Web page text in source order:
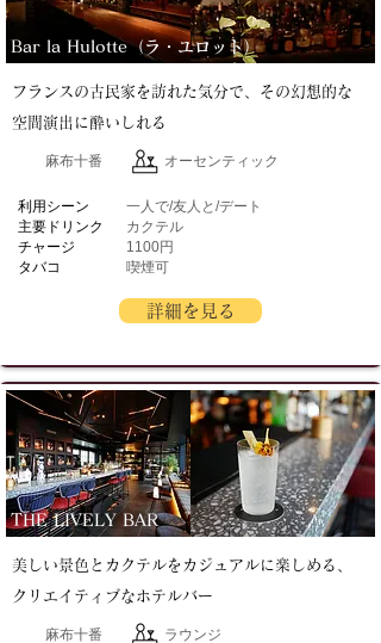
Bar la Hulotte（ラ・ユロット）
フランスの古民家を訪れた気分で、その幻想的な
空間演出に酔いしれる
麻布十番 オーセンティック
​利用シーン
主要ドリンク
チャージ
タバコ
一人で/友人と/デート
カクテル
1100円
喫煙可
詳細を見る
THE LIVELY BAR
美しい景色とカクテルをカジュアルに楽しめる、
クリエイティブなホテルバー
麻布十番 ラウンジ